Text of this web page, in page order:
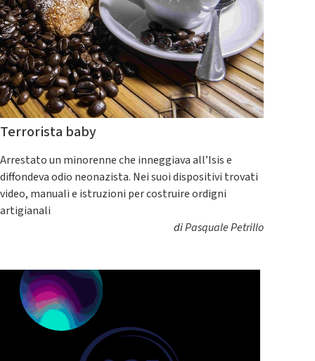
Terrorista baby
Arrestato un minorenne che inneggiava all’Isis e
diffondeva odio neonazista. Nei suoi dispositivi trovati
video, manuali e istruzioni per costruire ordigni
artigianali
diPasquale Petrillo